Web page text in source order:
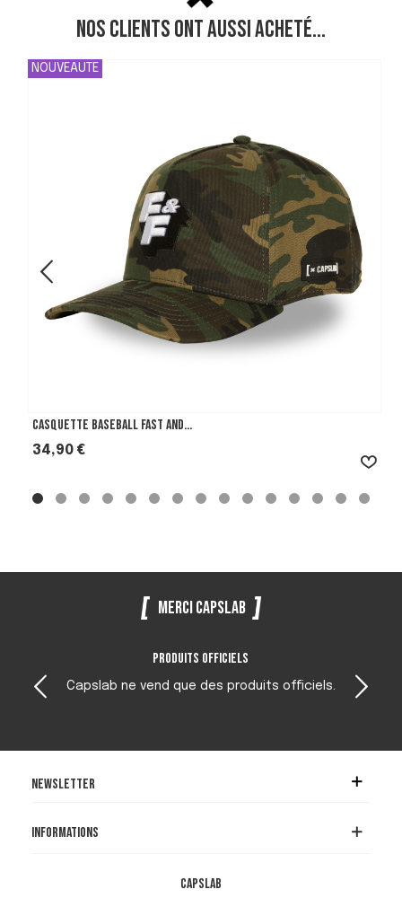
Nos clients ont aussi acheté...
NOUVEAUTE
Casquette Baseball Fast And...
Prix
34,90 €
Merci Capslab
Produits officiels
Capslab ne vend que des produits officiels.
Newsletter
Informations
Capslab